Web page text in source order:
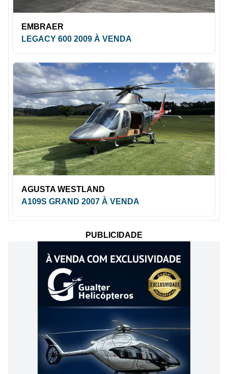
EMBRAER
LEGACY 600 2009 À VENDA
AGUSTA WESTLAND
A109S GRAND 2007 À VENDA
PUBLICIDADE